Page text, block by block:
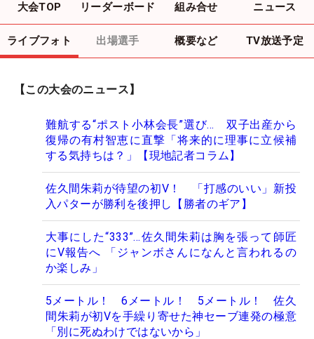
大会TOP リーダーボード 組み合せ ニュース
ライブフォト 出場選手 概要など TV放送予定
【この大会のニュース】
難航する“ポスト小林会長”選び… 双子出産から
復帰の有村智恵に直撃「将来的に理事に立候補
する気持ちは？」【現地記者コラム】
佐久間朱莉が待望の初V！ 「打感のいい」新投
入パターが勝利を後押し【勝者のギア】
大事にした“333”…佐久間朱莉は胸を張って師匠
にV報告へ 「ジャンボさんになんと言われるの
か楽しみ」
5メートル！ 6メートル！ 5メートル！ 佐久
間朱莉が初Vを手繰り寄せた神セーブ連発の極意
「別に死ぬわけではないから」